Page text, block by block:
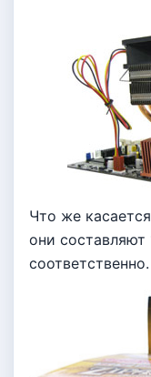
Что же
они
соответственно.